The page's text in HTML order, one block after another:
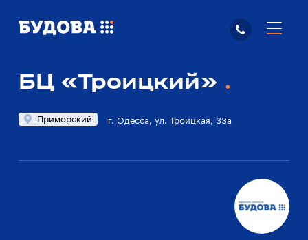
БЦ «Троицкий»
Приморский г. Одесса, ул. Троицкая, 33а